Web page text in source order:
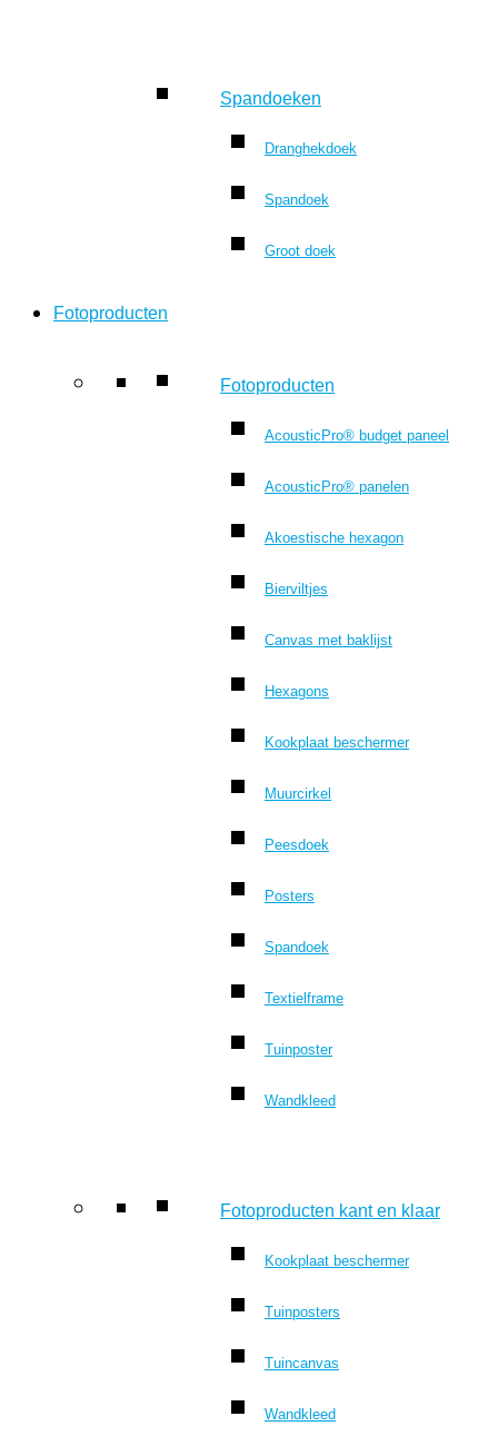
Spandoeken
Dranghekdoek
Spandoek
Groot doek
Fotoproducten
Fotoproducten
AcousticPro® budget paneel
AcousticPro® panelen
Akoestische hexagon
Bierviltjes
Canvas met baklijst
Hexagons
Kookplaat beschermer
Muurcirkel
Peesdoek
Posters
Spandoek
Textielframe
Tuinposter
Wandkleed
Fotoproducten kant en klaar
Kookplaat beschermer
Tuinposters
Tuincanvas
Wandkleed